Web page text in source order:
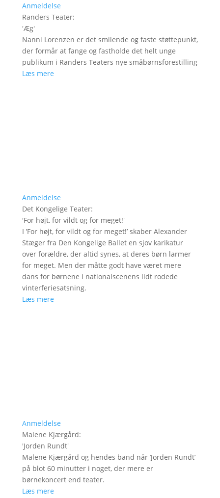
Anmeldelse
Randers Teater:
'Æg'
Nanni Lorenzen er det smilende og faste støttepunkt,
der formår at fange og fastholde det helt unge
publikum i Randers Teaters nye småbørnsforestilling
Læs mere
Anmeldelse
Det Kongelige Teater:
'For højt, for vildt og for meget!'
I ’For højt, for vildt og for meget!’ skaber Alexander
Stæger fra Den Kongelige Ballet en sjov karikatur
over forældre, der altid synes, at deres børn larmer
for meget. Men der måtte godt have været mere
dans for børnene i nationalscenens lidt rodede
vinterferiesatsning.
Læs mere
Anmeldelse
Malene Kjærgård:
'Jorden Rundt'
Malene Kjærgård og hendes band når ’Jorden Rundt’
på blot 60 minutter i noget, der mere er
børnekoncert end teater.
Læs mere